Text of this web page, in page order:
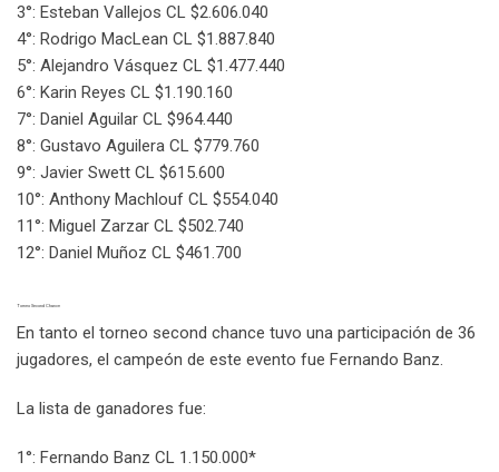
3°: Esteban Vallejos CL $2.606.040
4°: Rodrigo MacLean CL $1.887.840
5°: Alejandro Vásquez CL $1.477.440
6°: Karin Reyes CL $1.190.160
7°: Daniel Aguilar CL $964.440
8°: Gustavo Aguilera CL $779.760
9°: Javier Swett CL $615.600
10°: Anthony Machlouf CL $554.040
11°: Miguel Zarzar CL $502.740
12°: Daniel Muñoz CL $461.700
Torneo Second Chance
En tanto el torneo second chance tuvo una participación de 36
jugadores, el campeón de este evento fue Fernando Banz.
La lista de ganadores fue:
1°: Fernando Banz CL 1.150.000*